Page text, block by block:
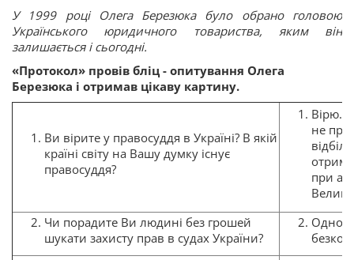
У 1999 році Олега Березюка було обрано головою
Українського юридичного товариства, яким він
залишається і сьогодні.
«Протокол» провів бліц - опитування Олега
Березюка і отримав цікаву картину.
Ви вірите у правосуддя в Україні? В якій
країні світу на Вашу думку існує
правосуддя?
Вірю.
не про
при
Чи порадите Ви людині без грошей
шукати захисту прав в судах України?